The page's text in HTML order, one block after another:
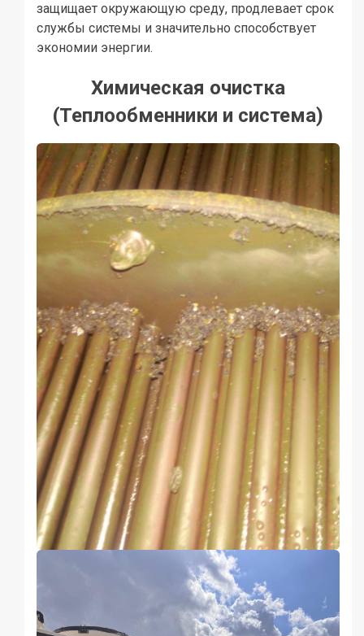
защищает окружающую среду, продлевает срок
службы системы и значительно способствует
экономии энергии.
Химическая очистка
(Теплообменники и система)